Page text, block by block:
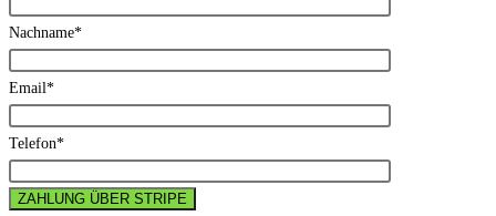
Nachname*
Email*
Telefon*